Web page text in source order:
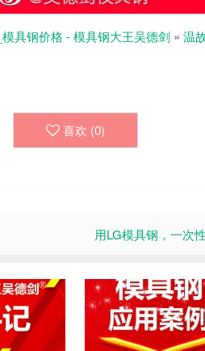
具钢价格 - 模具钢大王吴德剑 » 温
喜欢 (0)
用LG模具钢，一次